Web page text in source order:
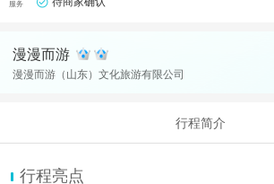
服务
漫漫而游
漫漫而游（山东）文化旅游有限公司
行程简介
行程亮点